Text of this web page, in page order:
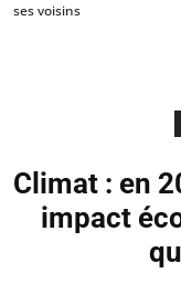
ses voisins
Climat : en
impact